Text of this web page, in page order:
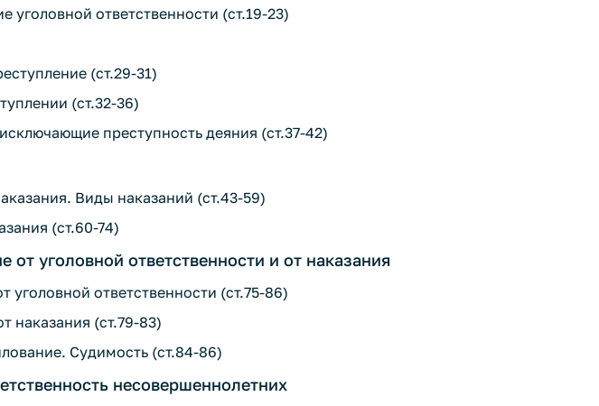
уголовной ответственности (ст.19-23)
(ст.29-31)
(ст.32-36)
преступность деяния (ст.37-42)
Виды наказаний (ст.43-59)
(ст.60-74)
от уголовной ответственности и от наказания
уголовной ответственности (ст.75-86)
наказания (ст.79-83)
Судимость (ст.84-86)
несовершеннолетних